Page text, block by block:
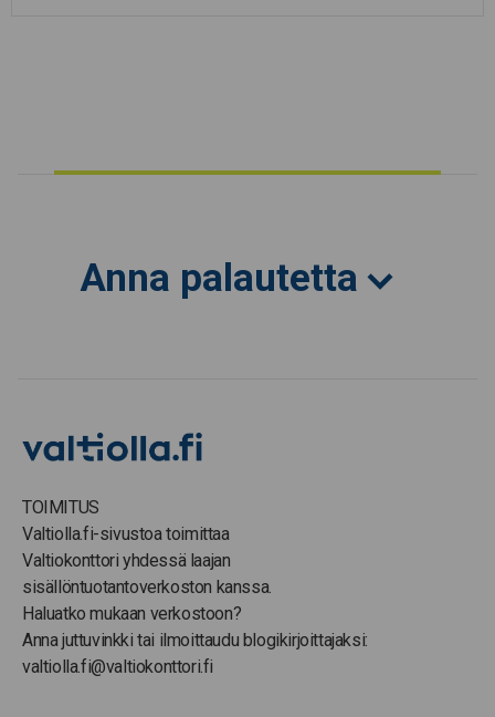
Anna palautetta
TOIMITUS
Valtiolla.fi-sivustoa toimittaa
Valtiokonttori yhdessä laajan
sisällöntuotantoverkoston kanssa.
Haluatko mukaan verkostoon?
Anna juttuvinkki tai ilmoittaudu blogikirjoittajaksi:
valtiolla.fi@valtiokonttori.fi